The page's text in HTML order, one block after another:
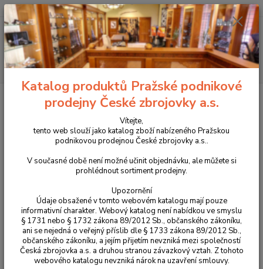
Menu
Hledat
+420 225 375 800
Diabolky Diabolo JSB JUMBO Heavy 5,5
Diabolo JSB JUMBO Heavy 5,5
Katalog produktů Pražské podnikové
prodejny České zbrojovky a.s.
Vítejte,
tento web slouží jako katalog zboží nabízeného Pražskou
podnikovou prodejnou České zbrojovky a.s..
V současné době není možné učinit objednávku, ale můžete si
prohlédnout sortiment prodejny.
Upozornění
Údaje obsažené v tomto webovém katalogu mají pouze
informativní charakter. Webový katalog není nabídkou ve smyslu
§ 1731 nebo § 1732 zákona 89/2012 Sb., občanského zákoníku,
ani se nejedná o veřejný příslib dle § 1733 zákona 89/2012 Sb.,
občanského zákoníku, a jejím přijetím nevzniká mezi společností
Česká zbrojovka a.s. a druhou stranou závazkový vztah. Z tohoto
webového katalogu nevzniká nárok na uzavření smlouvy.